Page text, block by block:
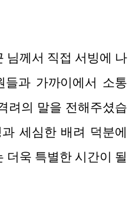
님께서 직접 서빙에 나
들과 가까이에서 소통
려의 말을 전해주셨습
세심한 배려 덕분에
더욱 특별한 시간이 될